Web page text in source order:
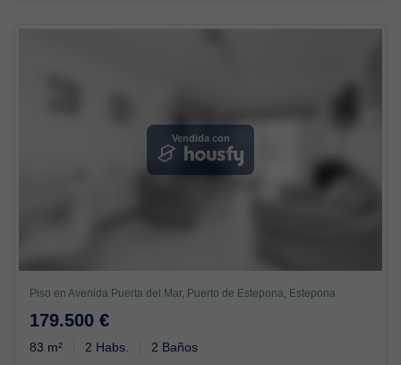
Vendida con
Piso en Avenida Puerta del Mar, Puerto de Estepona, Estepona
179.500 €
83 m² 2 Habs. 2 Baños